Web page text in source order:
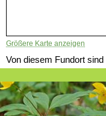
Größere Karte anzeigen
Von diesem Fundort